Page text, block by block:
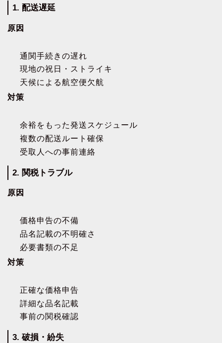
1. 配送遅延
原因
通関手続きの遅れ
現地の祝日・ストライキ
天候による航空便欠航
対策
余裕をもった発送スケジュール
複数の配送ルート確保
受取人への事前連絡
2. 関税トラブル
原因
価格申告の不備
品名記載の不明確さ
必要書類の不足
対策
正確な価格申告
詳細な品名記載
事前の関税確認
3. 破損・紛失